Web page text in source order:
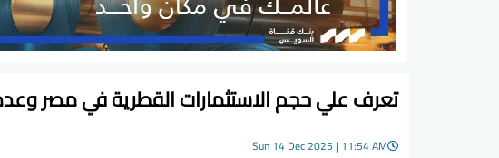
تعرف علي حجم الاستثمارات القطرية في مصر
Sun 14 Dec 2025 | 11:54 AM